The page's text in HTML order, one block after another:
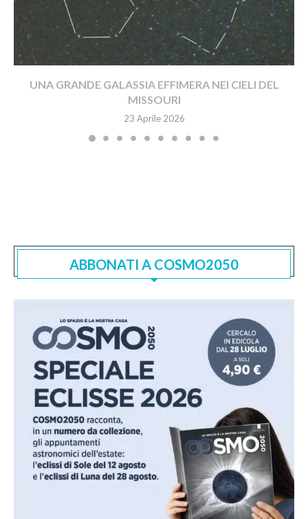
UNA GRANDE GALASSIA EFFIMERA NEI CIELI DEL
MISSOURI
23 Aprile 2026
ABBONATI A COSMO2050